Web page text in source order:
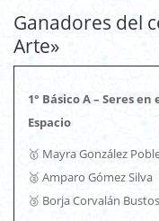
Ganadores del
Arte»
1° Básico A – Seres en
Espacio
🥇 Mayra González
🥈 Amparo Gómez Silva
🥉 Borja Corvalán Bustos